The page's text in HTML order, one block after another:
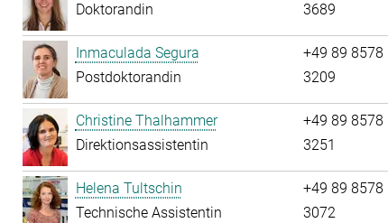
Doktorandin
3689
Inmaculada Segura
Postdoktorandin
+49 89 8578
3209
Christine Thalhammer
Direktionsassistentin
+49 89 8578
3251
Helena Tultschin
Technische Assistentin
+49 89 8578
3072